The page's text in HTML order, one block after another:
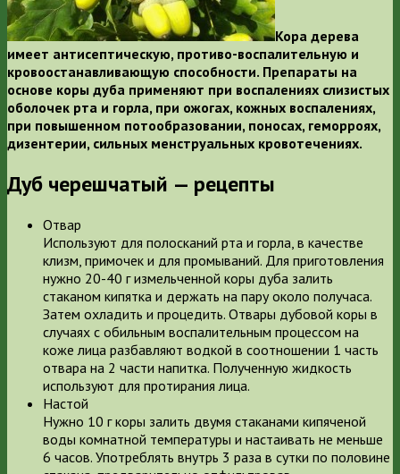
Кора дерева
имеет антисептическую, противо-воспалительную и
кровоостанавливающую способности. Препараты на
основе коры дуба применяют при воспалениях слизистых
оболочек рта и горла, при ожогах, кожных воспалениях,
при повышенном потообразовании, поносах, геморроях,
дизентерии, сильных менструальных кровотечениях.
Дуб черешчатый — рецепты
Отвар
Используют для полосканий рта и горла, в качестве
клизм, примочек и для промываний. Для приготовления
нужно 20-40 г измельченной коры дуба залить
стаканом кипятка и держать на пару около получаса.
Затем охладить и процедить. Отвары дубовой коры в
случаях с обильным воспалительным процессом на
коже лица разбавляют водкой в соотношении 1 часть
отвара на 2 части напитка. Полученную жидкость
используют для протирания лица.
Настой
Нужно 10 г коры залить двумя стаканами кипяченой
воды комнатной температуры и настаивать не меньше
6 часов. Употреблять внутрь 3 раза в сутки по половине